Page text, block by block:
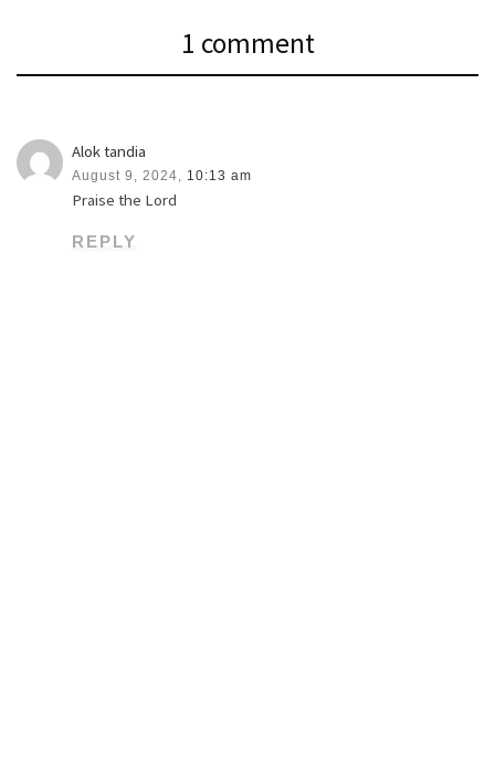
1 comment
Alok tandia
August 9, 2024, 10:13 am
Praise the Lord
REPLY